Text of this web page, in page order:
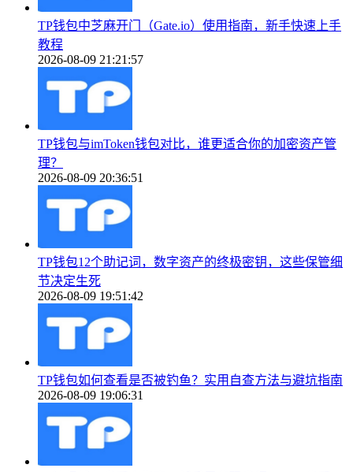
TP钱包中芝麻开门（Gate.io）使用指南，新手快速上手
教程
2026-08-09 21:21:57
TP钱包与imToken钱包对比，谁更适合你的加密资产管
理？
2026-08-09 20:36:51
TP钱包12个助记词，数字资产的终极密钥，这些保管细
节决定生死
2026-08-09 19:51:42
TP钱包如何查看是否被钓鱼？实用自查方法与避坑指南
2026-08-09 19:06:31